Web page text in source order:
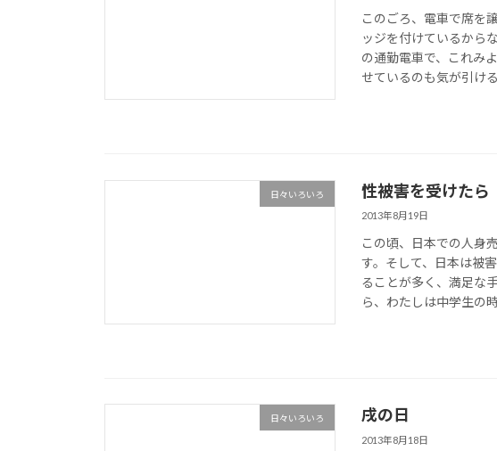
このごろ、電車で席を
ッジを付けているから
の通勤電車で、これみ
せているのも気が引け
日々いろいろ 性被害を受けたら
2013年8月19日
この頃、日本での人身
す。そして、日本は被
ることが多く、満足な
ら、わたしは中学生の
日々いろいろ 戌の日
2013年8月18日